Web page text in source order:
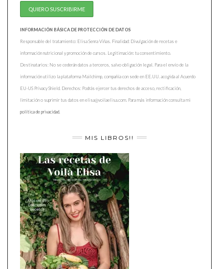
INFORMACIÓN BÁSICA DE PROTECCIÓN DE DATOS
Responsable del tratamiento: Elisa Senra Viñas. Finalidad: Divulgación de recetas e
información nutricional y promoción de cursos. Legitimación: tu consentimiento.
Destinatarios: No se cederán datos a terceros, salvo obligación legal. Para el envío de la
información utilizo la plataforma Mailchimp, compañía con sede en EE.UU. acogida al Acuerdo
EU-US Privacy Shield. Derechos: Podrás ejercer tus derechos de acceso, rectificación,
limitación o suprimir tus datos en elisa@voilaelisa.com. Para más información consulta mi
política de privacidad.
MIS LIBROS!!